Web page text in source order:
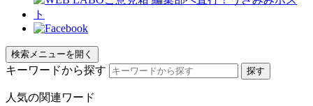
検索メニューを開く
キーワードから探す
人気の関連ワード